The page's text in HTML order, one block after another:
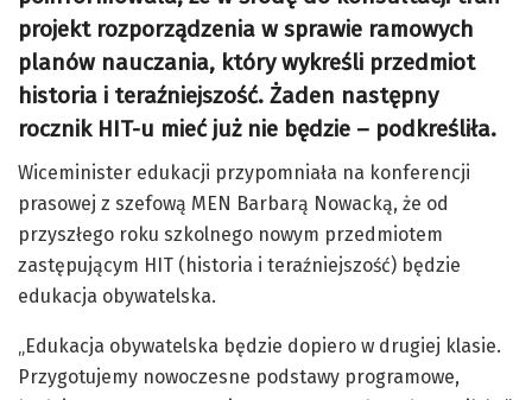
projekt rozporządzenia w sprawie ramowych
planów nauczania, który wykreśli przedmiot
historia i teraźniejszość. Żaden następny
rocznik HIT-u mieć już nie będzie – podkreśliła.
Wiceminister edukacji przypomniała na konferencji
prasowej z szefową MEN Barbarą Nowacką, że od
przyszłego roku szkolnego nowym przedmiotem
zastępującym HIT (historia i teraźniejszość) będzie
edukacja obywatelska.
„Edukacja obywatelska będzie dopiero w drugiej klasie.
Przygotujemy nowoczesne podstawy programowe,